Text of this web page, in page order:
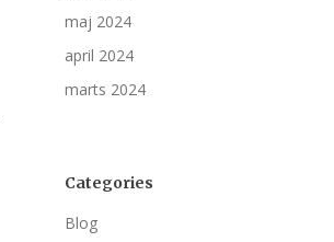
maj 2024
april 2024
marts 2024
Categories
Blog